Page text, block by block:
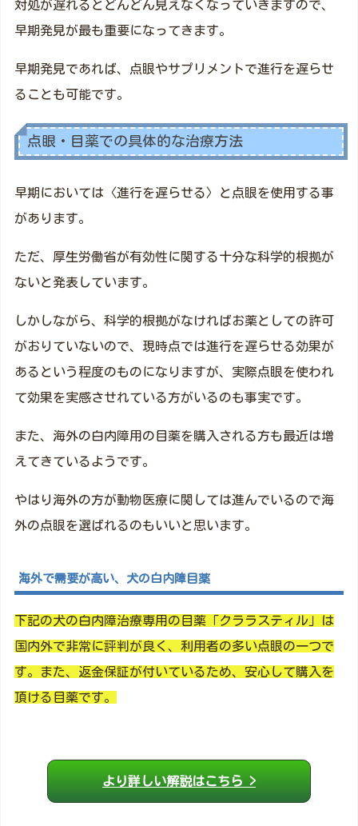
対処が遅れるとどんどん見えなくなっていきますので、
早期発見が最も重要になってきます。
早期発見であれば、点眼やサプリメントで進行を遅らせ
ることも可能です。
点眼・目薬での具体的な治療方法
早期においては〈進行を遅らせる〉と点眼を使用する事
があります。
ただ、厚生労働省が有効性に関する十分な科学的根拠が
ないと発表しています。
しかしながら、科学的根拠がなければお薬としての許可
がおりていないので、現時点では進行を遅らせる効果が
あるという程度のものになりますが、実際点眼を使われ
て効果を実感させれている方がいるのも事実です。
また、海外の白内障用の目薬を購入される方も最近は増
えてきているようです。
やはり海外の方が動物医療に関しては進んでいるので海
外の点眼を選ばれるのもいいと思います。
海外で需要が高い、犬の白内障目薬
下記の犬の白内障治療専用の目薬「クララスティル」は
国内外で非常に評判が良く、利用者の多い点眼の一つで
す。また、返金保証が付いているため、安心して購入を
頂ける目薬です。
より詳しい解説はこちら >